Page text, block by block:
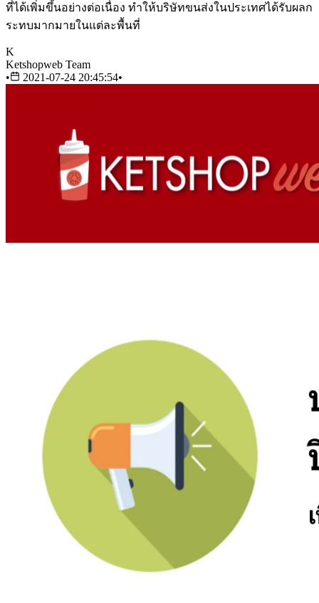
ที่ได้เพิ่มขึ้นอย่างต่อเนื่อง ทำให้บริษัทขนส่งในประเทศได้รับผลก
ระทบมากมายในแต่ละพื้นที่
K
Ketshopweb Team
•
2021-07-24 20:45:54•